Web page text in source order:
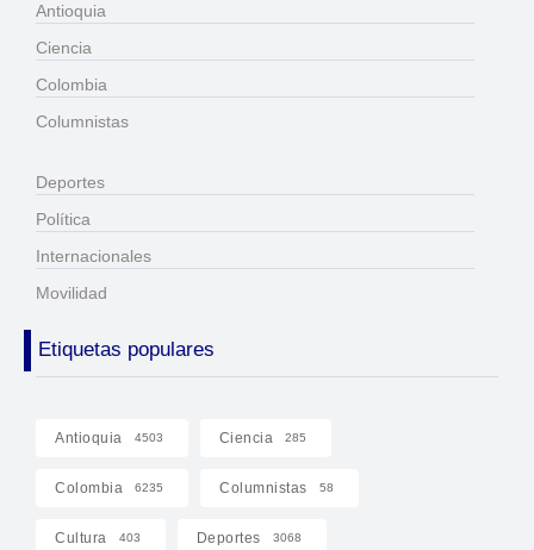
Antioquia
Ciencia
Colombia
Columnistas
Deportes
Política
Internacionales
Movilidad
Etiquetas populares
Antioquia 4503 Ciencia 285
Colombia 6235 Columnistas 58
Cultura 403 Deportes 3068